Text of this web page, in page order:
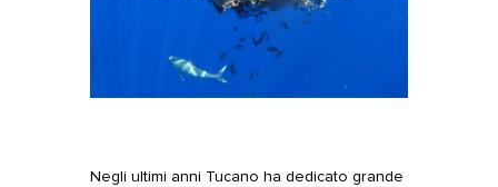
Negli ultimi anni Tucano ha dedicato grande